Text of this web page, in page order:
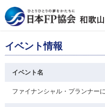
イベント情報
イベント名
ファイナンシャル・プランナー